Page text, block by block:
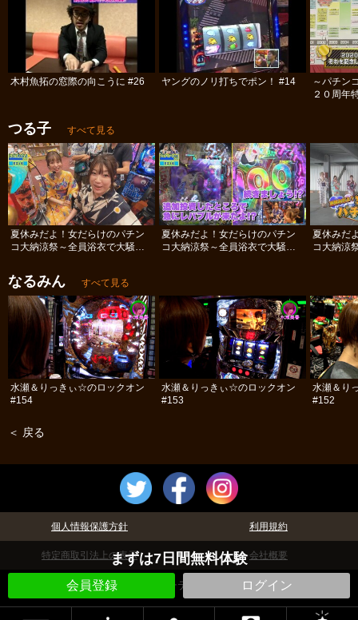
まずは7日間無料体験
会員登録 ログイン
木村魚拓の窓際の向こうに #26 ヤングのノリ打ちでポン！ #14
～パチン
２０周年
つる子 すべて見る
夏休みだよ！女だらけのパチン
コ大納涼祭～全員浴衣で大騒ぎ
夏休みだよ！女だらけのパチン
コ大納涼祭～全員浴衣で大騒ぎ
夏休みだ
コ大納涼
なるみん すべて見る
水瀬＆りっきぃ☆のロックオン
#154
水瀬＆りっきぃ☆のロックオン
#153
水瀬＆り
#152
＜ 戻る
個人情報保護方針 利用規約
特定商取引法上の表示 会社概要
©パチテレ！